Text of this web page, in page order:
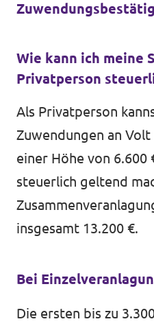
Wie kann ich meine
Privatperson
Als Privatperson
Zuwendungen an
einer Höhe von 6.600
steuerlich geltend
insgesamt 13.200 €.
Bei
Die ersten bis zu